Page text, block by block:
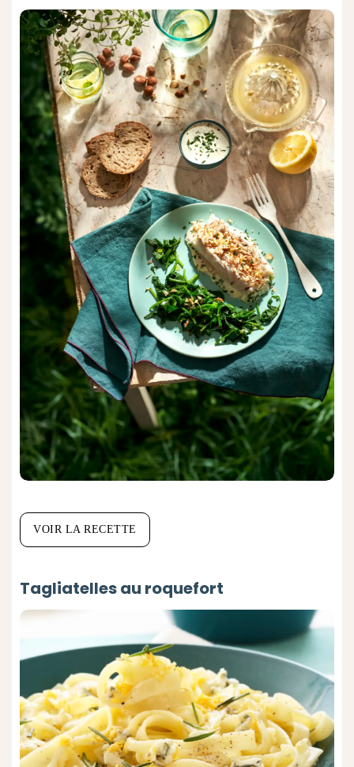
VOIR LA RECETTE
Tagliatelles au roquefort